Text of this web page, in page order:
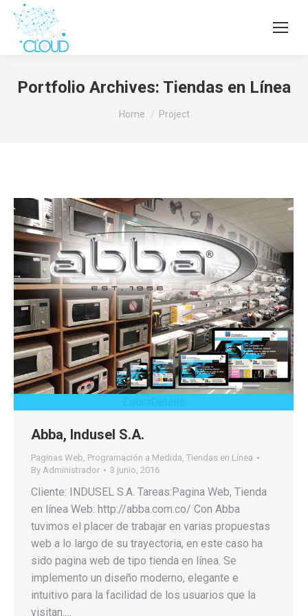
Portfolio Archives: Tiendas en Línea
You are here:
Home Project
Abba, Indusel S.A.
Paginas Web Programación a Medida Tiendas en Línea
By Administrador 3 junio, 2016
Cliente: INDUSEL S.A. Tareas:Pagina Web, Tienda
en línea Web: http://abba.com.co/ Con Abba
tuvimos el placer de trabajar en varias propuestas
web a lo largo de su trayectoria, en este caso ha
sido pagina web de tipo tienda en línea. Se
implemento un diseño moderno, elegante e
intuitivo para la facilidad de los usuarios que la
visitan.…